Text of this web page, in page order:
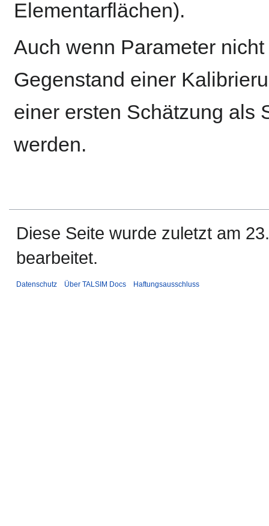
Elementarflächen).
Auch wenn Parameter
Gegenstand einer
einer ersten Schätzung als
werden.
Diese Seite wurde zuletzt am
bearbeitet.
Datenschutz Über TALSIM Docs Haftungsausschluss